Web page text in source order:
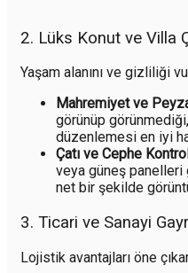
2. Lüks Konut ve Villa
Yaşam alanını ve gizliliği
Mahremiyet ve
görünüp
düzenlemesi en iyi
Çatı ve Cephe
veya güneş panelleri
net bir şekilde
3. Ticari ve Sanayi
Lojistik avantajları öne